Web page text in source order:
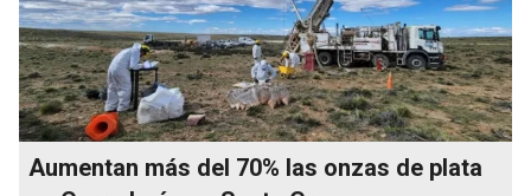
Aumentan más del 70% las onzas de plata